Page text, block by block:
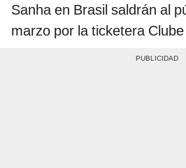
Sanha en Brasil saldrán al
marzo por la ticketera